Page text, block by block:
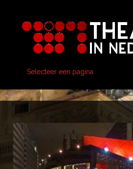
Selecteer een pagina